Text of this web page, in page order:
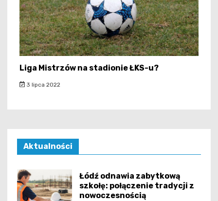
Liga Mistrzów na stadionie ŁKS-u?
3 lipca 2022
Aktualności
Łódź odnawia zabytkową
szkołę: połączenie tradycji z
nowoczesnością